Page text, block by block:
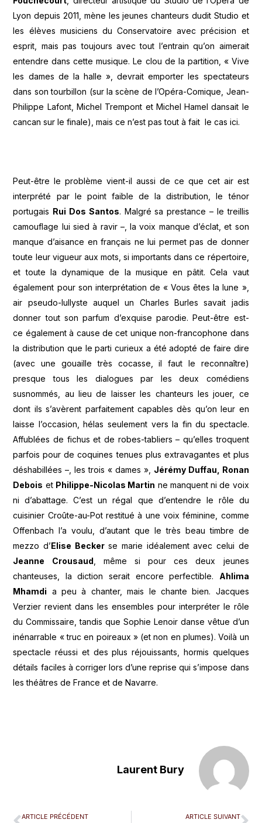
Lyon depuis 2011, mène les jeunes chanteurs dudit Studio et
les élèves musiciens du Conservatoire avec précision et
esprit, mais pas toujours avec tout l’entrain qu’on aimerait
entendre dans cette musique. Le clou de la partition, « Vive
les dames de la halle », devrait emporter les spectateurs
dans son tourbillon (sur la scène de l’Opéra-Comique, Jean-
Philippe Lafont, Michel Trempont et Michel Hamel dansait le
cancan sur le finale), mais ce n’est pas tout à fait le cas ici.
Peut-être le problème vient-il aussi de ce que cet air est
interprété par le point faible de la distribution, le ténor
portugais Rui Dos Santos. Malgré sa prestance – le treillis
camouflage lui sied à ravir –, la voix manque d’éclat, et son
manque d’aisance en français ne lui permet pas de donner
toute leur vigueur aux mots, si importants dans ce répertoire,
et toute la dynamique de la musique en pâtit. Cela vaut
également pour son interprétation de « Vous êtes la lune »,
air pseudo-lullyste auquel un Charles Burles savait jadis
donner tout son parfum d’exquise parodie. Peut-être est-
ce également à cause de cet unique non-francophone dans
la distribution que le parti curieux a été adopté de faire dire
(avec une gouaille très cocasse, il faut le reconnaître)
presque tous les dialogues par les deux comédiens
susnommés, au lieu de laisser les chanteurs les jouer, ce
dont ils s’avèrent parfaitement capables dès qu’on leur en
laisse l’occasion, hélas seulement vers la fin du spectacle.
Affublées de fichus et de robes-tabliers – qu’elles troquent
parfois pour de coquines tenues plus extravagantes et plus
déshabillées –, les trois « dames », Jérémy Duffau, Ronan
Debois et Philippe-Nicolas Martin ne manquent ni de voix
ni d’abattage. C’est un régal que d’entendre le rôle du
cuisinier Croûte-au-Pot restitué à une voix féminine, comme
Offenbach l’a voulu, d’autant que le très beau timbre de
mezzo d’ Elise Beckerse marie idéalement avec celui de
Jeanne Crousaud , même si pour ces deux jeunes
chanteuses, la diction serait encore perfectible. Ahlima
Mhamdi a peu à chanter, mais le chante bien. Jacques
Verzier revient dans les ensembles pour interpréter le rôle
du Commissaire, tandis que Sophie Lenoir danse vêtue d’un
inénarrable « truc en poireaux » (et non en plumes). Voilà un
spectacle réussi et des plus réjouissants, hormis quelques
détails faciles à corriger lors d’une reprise qui s’impose dans
les théâtres de France et de Navarre.
Laurent Bury
ARTICLE PRÉCÉDENT ARTICLE SUIVANT